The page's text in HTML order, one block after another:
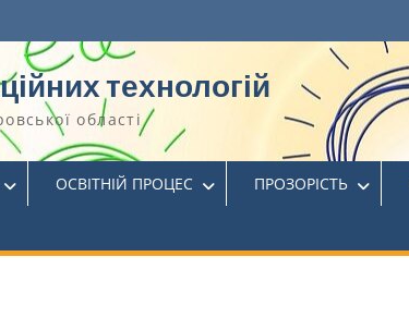
технологій
області
ОСВІТНІЙ ПРОЦЕС ПРОЗОРІСТЬ